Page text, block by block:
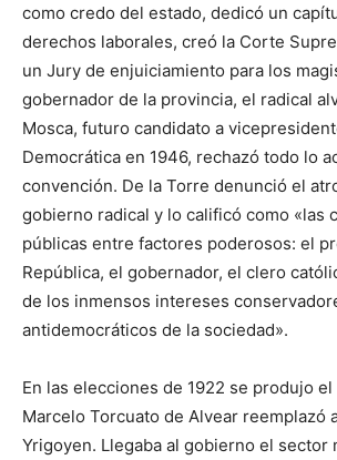
como credo del estado, dedicó un
derechos laborales, creó la Corte
un Jury de enjuiciamiento para los
gobernador de la provincia, el radical
Mosca, futuro candidato a
Democrática en 1946, rechazó todo lo
convención. De la Torre denunció el
gobierno radical y lo calificó como «las
públicas entre factores poderosos: el
República, el gobernador, el clero
de los inmensos intereses
antidemocráticos de la sociedad».
En las elecciones de 1922 se produjo
Marcelo Torcuato de Alvear reemplazó
Yrigoyen. Llegaba al gobierno el sector